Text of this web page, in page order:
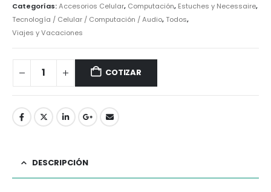
Categorías:Accesorios Celular, Computación, Estuches y Necessaire,
Tecnología / Celular / Computación / Audio,Todos,
Viajes y Vacaciones
COTIZAR
DESCRIPCIÓN